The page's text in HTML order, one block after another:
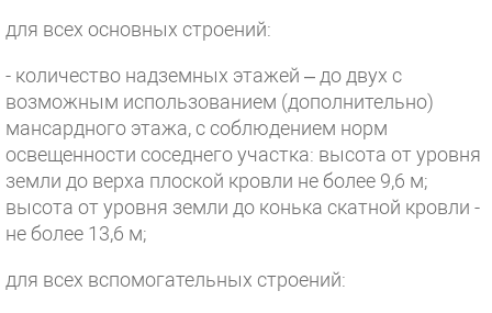
для всех основных строений:
- количество надземных этажей – до двух с
возможным использованием (дополнительно)
мансардного этажа, с соблюдением норм
освещенности соседнего участка: высота от уровня
земли до верха плоской кровли не более 9,6 м;
высота от уровня земли до конька скатной кровли -
не более 13,6 м;
для всех вспомогательных строений: